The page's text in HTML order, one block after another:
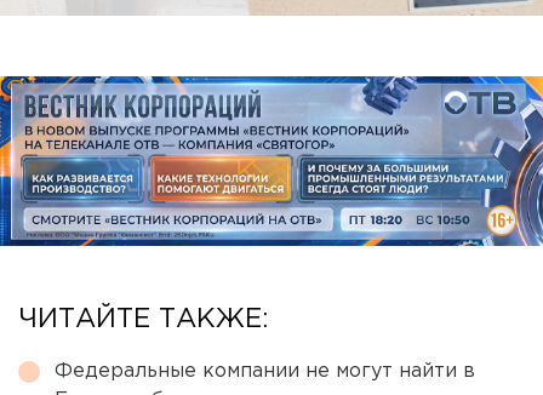
ЧИТАЙТЕ ТАКЖЕ:
Федеральные компании не могут найти в